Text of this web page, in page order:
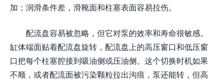
加；润滑条件差，滑靴面和柱塞表面容易拉伤。
配流盘容易被忽略，但它对泵的效率和寿命很敏感。
缸体端面贴着配流盘旋转，配流盘上的高压窗口和低压窗
口把每个柱塞腔接到吸油侧或压油侧。这个切换时机如果
不顺，或者配流面被污染颗粒拉出沟痕，泵还能转，但高